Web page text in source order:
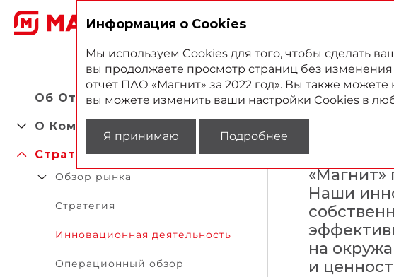
Об Oтчете
О Компании
Стратегический отчет
Обзор рынка
Стратегия
Инновационная деятельность
Операционный обзор
«Магнит»
Наши
на
и
Информация о Cookies
Мы используем Cookies для того, чтобы сделать
вы продолжаете просмотр страниц без изменения
отчёт ПАО «Магнит» за 2022 год». Вы также
вы можете изменить ваши настройки Cookies в
Я принимаю Подробнее